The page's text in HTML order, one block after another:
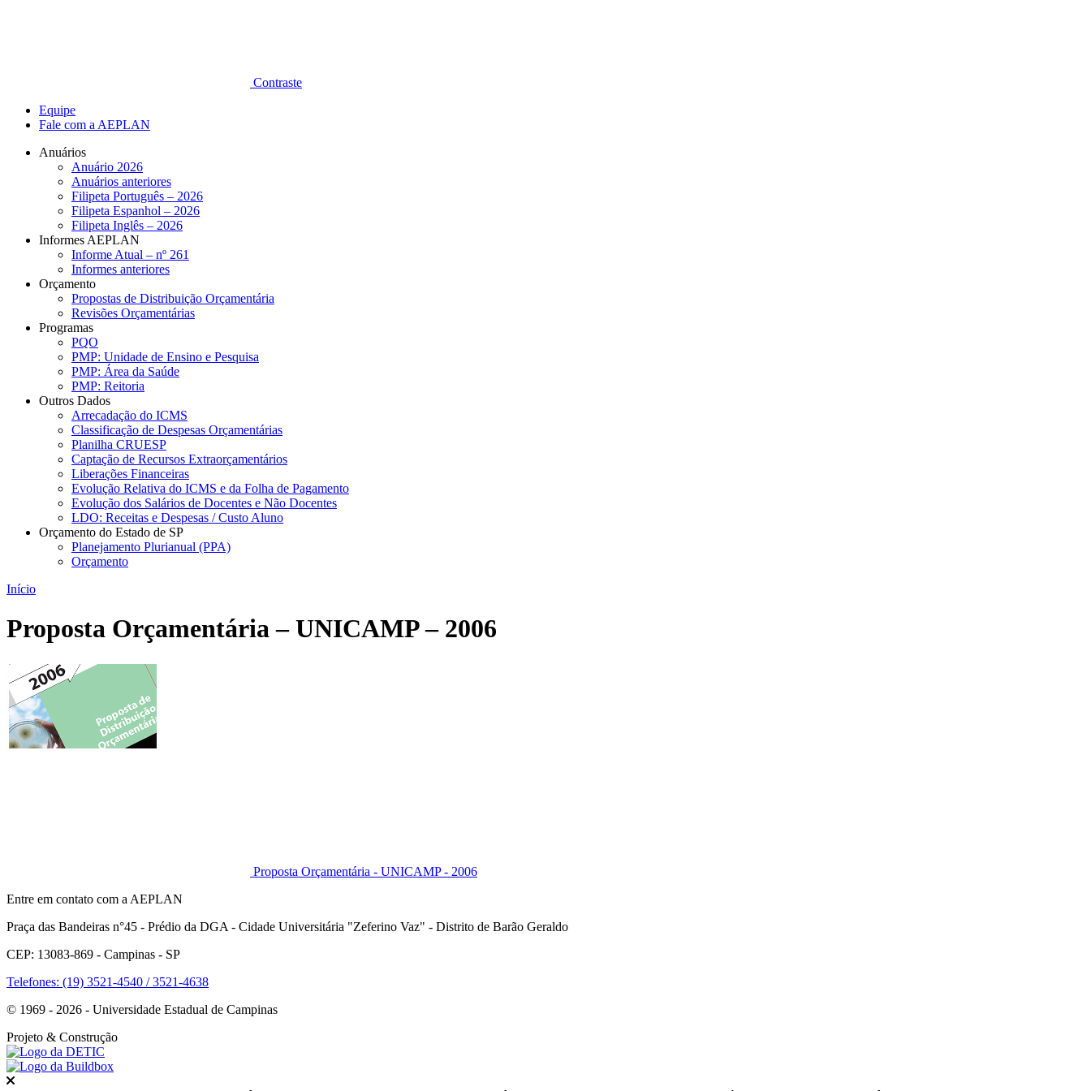
Contraste
Equipe
Fale com a AEPLAN
Anuários
Anuário 2026
Anuários anteriores
Filipeta Português – 2026
Filipeta Espanhol – 2026
Filipeta Inglês – 2026
Informes AEPLAN
Informe Atual – nº 261
Informes anteriores
Orçamento
Propostas de Distribuição Orçamentária
Revisões Orçamentárias
Programas
PQO
PMP: Unidade de Ensino e Pesquisa
PMP: Área da Saúde
PMP: Reitoria
Outros Dados
Arrecadação do ICMS
Classificação de Despesas Orçamentárias
Planilha CRUESP
Captação de Recursos Extraorçamentários
Liberações Financeiras
Evolução Relativa do ICMS e da Folha de Pagamento
Evolução dos Salários de Docentes e Não Docentes
LDO: Receitas e Despesas / Custo Aluno
Orçamento do Estado de SP
Planejamento Plurianual (PPA)
Orçamento
Início
Proposta Orçamentária – UNICAMP – 2006
Proposta Orçamentária - UNICAMP - 2006
Entre em contato com a AEPLAN
Praça das Bandeiras n°45 - Prédio da DGA - Cidade Universitária "Zeferino Vaz" - Distrito de Barão Geraldo
CEP: 13083-869 - Campinas - SP
Telefones: (19) 3521-4540 / 3521-4638
© 1969 - 2026 - Universidade Estadual de Campinas
Projeto & Construção
Fechar